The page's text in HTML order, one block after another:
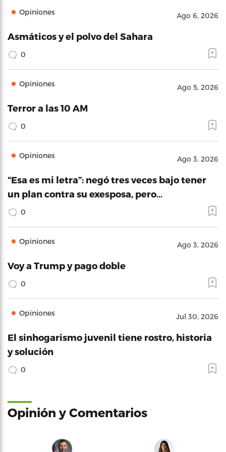
Opiniones Ago 6, 2026
Asmáticos y el polvo del Sahara
0
Opiniones Ago 5, 2026
Terror a las 10 AM
0
Opiniones Ago 3, 2026
“Esa es mi letra”: negó tres veces bajo tener
un plan contra su exesposa, pero…
0
Opiniones Ago 3, 2026
Voy a Trump y pago doble
0
Opiniones Jul 30, 2026
El sinhogarismo juvenil tiene rostro, historia
y solución
0
Opinión y Comentarios